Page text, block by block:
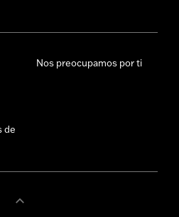
de
Nos preocupamos por ti